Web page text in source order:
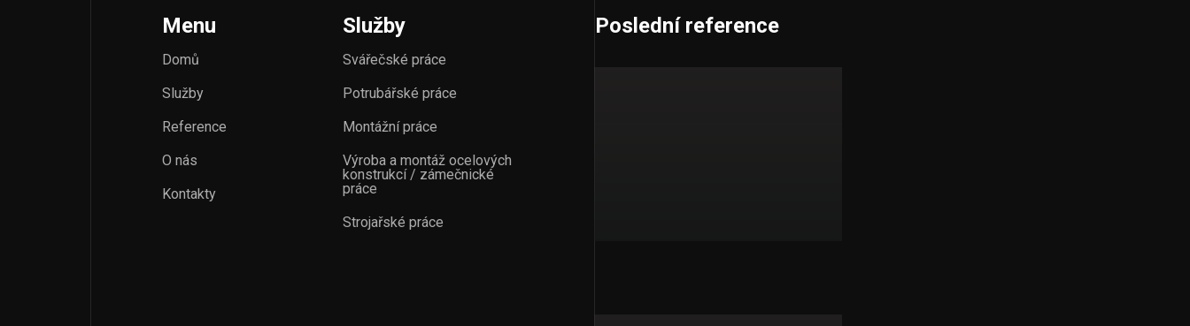
Menu
Domů
Služby
Reference
O nás
Kontakty
Služby
Svářečské práce
Potrubářské práce
Montážní práce
Výroba a montáž ocelových
konstrukcí / zámečnické
práce
Strojařské práce
Poslední reference